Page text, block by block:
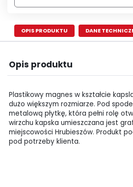
OPIS PRODUKTU DANE
Opis produktu
Plastikowy magnes w kształcie
dużo większym rozmiarze. Pod
metalową płytkę, która pełni rolę
wirzchu kapska umieszczana jest
miejscowości Hrubieszów. Produkt
pod potrzeby klienta.